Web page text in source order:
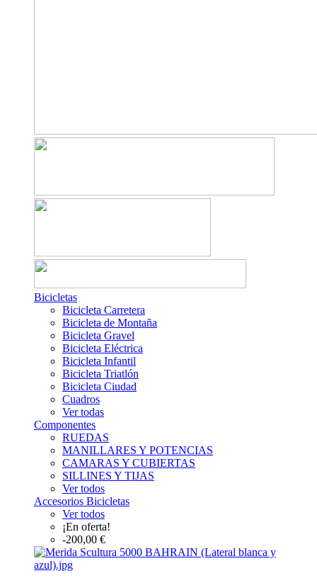
Bicicletas
Bicicleta Carretera
Bicicleta de Montaña
Bicicleta Gravel
Bicicleta Eléctrica
Bicicleta Infantil
Bicicleta Triatlón
Bicicleta Ciudad
Cuadros
Ver todas
Componentes
RUEDAS
MANILLARES Y POTENCIAS
CAMARAS Y CUBIERTAS
SILLINES Y TIJAS
Ver todos
Accesorios Bicicletas
Ver todos
¡En oferta!
-200,00 €